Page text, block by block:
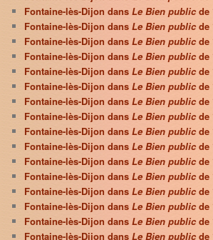
Fontaine-lès-Dijon dansLe Bien public de
Fontaine-lès-Dijon dansLe Bien publicde
Fontaine-lès-Dijon dansLe Bien publicde
Fontaine-lès-Dijon dansLe Bien public de
Fontaine-lès-Dijon dansLe Bien publicde
Fontaine-lès-Dijon dansLe Bien publicde
Fontaine-lès-Dijon dansLe Bien public de
Fontaine-lès-Dijon dansLe Bien publicde
Fontaine-lès-Dijon dansLe Bien publicde
Fontaine-lès-Dijon dansLe Bien public de
Fontaine-lès-Dijon dansLe Bien publicde
Fontaine-lès-Dijon dansLe Bien publicde
Fontaine-lès-Dijon dansLe Bien public de
Fontaine-lès-Dijon dansLe Bien publicde
Fontaine-lès-Dijon dansLe Bien publicde
Fontaine-lès-Dijon dansLe Bien public de